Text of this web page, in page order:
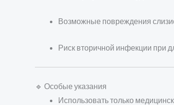
Возможные повреждения
Риск вторичной инфекции при
🔹 Особые указания
Использовать только